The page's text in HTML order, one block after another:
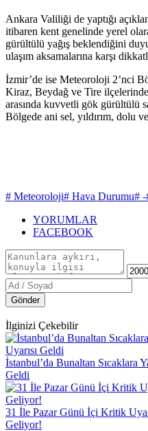
Ankara Valiliği de yaptığı
itibaren kent genelinde yerel
gürültülü yağış beklendiğini
ulaşım aksamalarına karşı
İzmir’de ise Meteoroloji 2’nci
Kiraz, Beydağ ve Tire
arasında kuvvetli gök gürültülü
Bölgede ani sel, yıldırım, dolu
# Meteoroloji# Hava Durumu# -
YORUMLAR
FACEBOOK
Gönder
İlginizi Çekebilir
İstanbul’da Bunaltan Sıcaklara
Geldi
31 İle Pazar Günü İçi Kritik
Geliyor!